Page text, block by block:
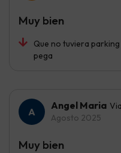
Que no tuviera
pega
Muy bien
Angel Maria
Agosto 2025
Muy bien